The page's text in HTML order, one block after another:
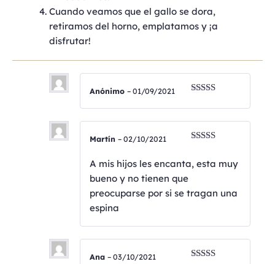
Cuando veamos que el gallo se dora,
retiramos del horno, emplatamos y ¡a
disfrutar!
con4de
5
Anónimo – 01/09/2021
Martín – 02/10/2021
A mis hijos les encanta, esta muy
bueno y no tienen que
preocuparse por si se tragan una
espina
Ana – 03/10/2021